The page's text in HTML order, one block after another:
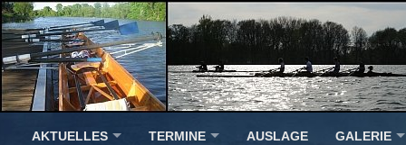
AKTUELLES TERMINE AUSLAGE GALERIE